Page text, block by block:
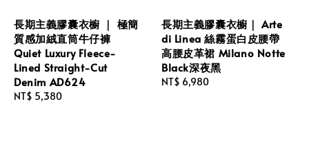
長期主義膠囊衣櫥 ｜ 極簡
質感加絨直筒牛仔褲
Quiet Luxury Fleece-
Lined Straight-Cut
Denim AD624
Regular
NT$ 5,380
長期主義膠囊衣櫥｜ Arte
di Linea 絲霧蛋白皮腰帶
高腰皮革裙 Milano Notte
Black深夜黑
Regular
NT$ 6,980